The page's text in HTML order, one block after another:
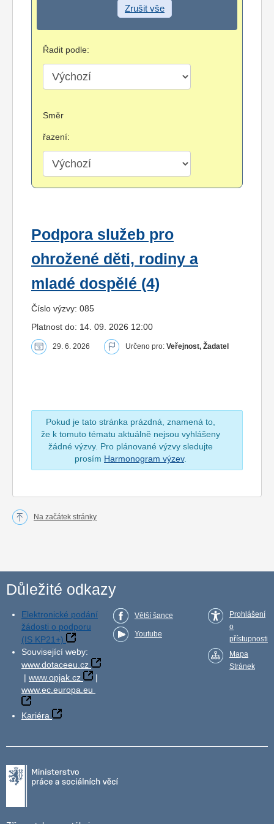
Zrušit vše
Řadit podle:
Směr
řazení:
Podpora služeb pro
ohrožené děti, rodiny a
mladé dospělé (4)
Číslo výzvy: 085
Platnost do: 14. 09. 2026 12:00
29. 6. 2026 Určeno pro: Veřejnost, Žadatel
Pokud je tato stránka prázdná, znamená to,
že k tomuto tématu aktuálně nejsou vyhlášeny
žádné výzvy. Pro plánované výzvy sledujte
prosím Harmonogram výzev.
Na začátek stránky
Důležité odkazy
Elektronické podání
žádosti o podporu
(IS KP21+)
Související weby:
www.dotaceeu.cz
| www.opjak.cz
|
www.ec.europa.eu
Kariéra
Větší šance
Youtube
Prohlášení
o
přístupnosti
Mapa
Stránek